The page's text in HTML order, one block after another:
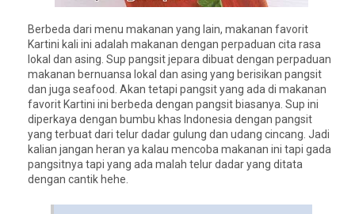
Berbeda dari menu makanan yang lain, makanan favorit
Kartini kali ini adalah makanan dengan perpaduan cita rasa
lokal dan asing. Sup pangsit jepara dibuat dengan perpaduan
makanan bernuansa lokal dan asing yang berisikan pangsit
dan juga seafood. Akan tetapi pangsit yang ada di makanan
favorit Kartini ini berbeda dengan pangsit biasanya. Sup ini
diperkaya dengan bumbu khas Indonesia dengan pangsit
yang terbuat dari telur dadar gulung dan udang cincang. Jadi
kalian jangan heran ya kalau mencoba makanan ini tapi gada
pangsitnya tapi yang ada malah telur dadar yang ditata
dengan cantik hehe.